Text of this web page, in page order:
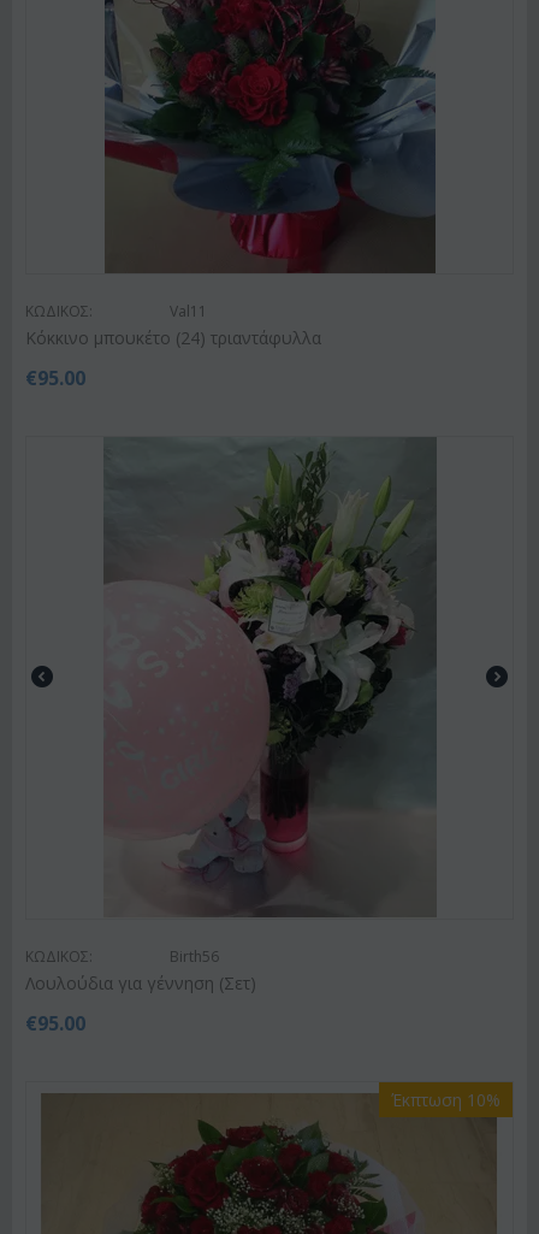
ΚΩΔΙΚΟΣ: Val11
Κόκκινο μπουκέτο (24) τριαντάφυλλα
€95.00
ΚΩΔΙΚΟΣ: Birth56
Λουλούδια για γέννηση (Σετ)
€95.00
Έκπτωση 10%